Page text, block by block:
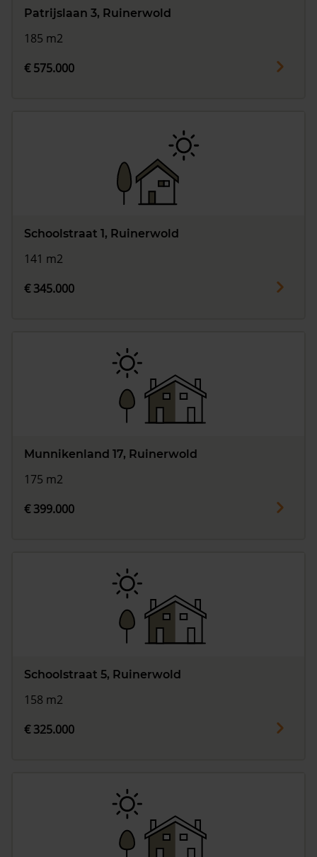
Patrijslaan 3, Ruinerwold
185 m2
€ 575.000
Schoolstraat 1, Ruinerwold
141 m2
€ 345.000
Munnikenland 17, Ruinerwold
175 m2
€ 399.000
Schoolstraat 5, Ruinerwold
158 m2
€ 325.000